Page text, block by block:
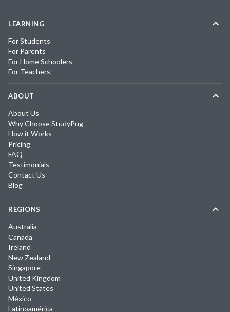
LEARNING
For Students
For Parents
For Home Schoolers
For Teachers
ABOUT
About Us
Why Choose StudyPug
How it Works
Pricing
FAQ
Testimonials
Contact Us
Blog
REGIONS
Australia
Canada
Ireland
New Zealand
Singapore
United Kingdom
United States
México
Latinoamérica